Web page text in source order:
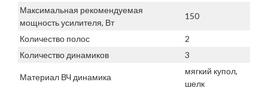
Максимальная рекомендуемая
мощность усилителя, Вт
150
Количество полос
2
Количество динамиков
3
Материал ВЧ динамика
мягкий купол,
шелк